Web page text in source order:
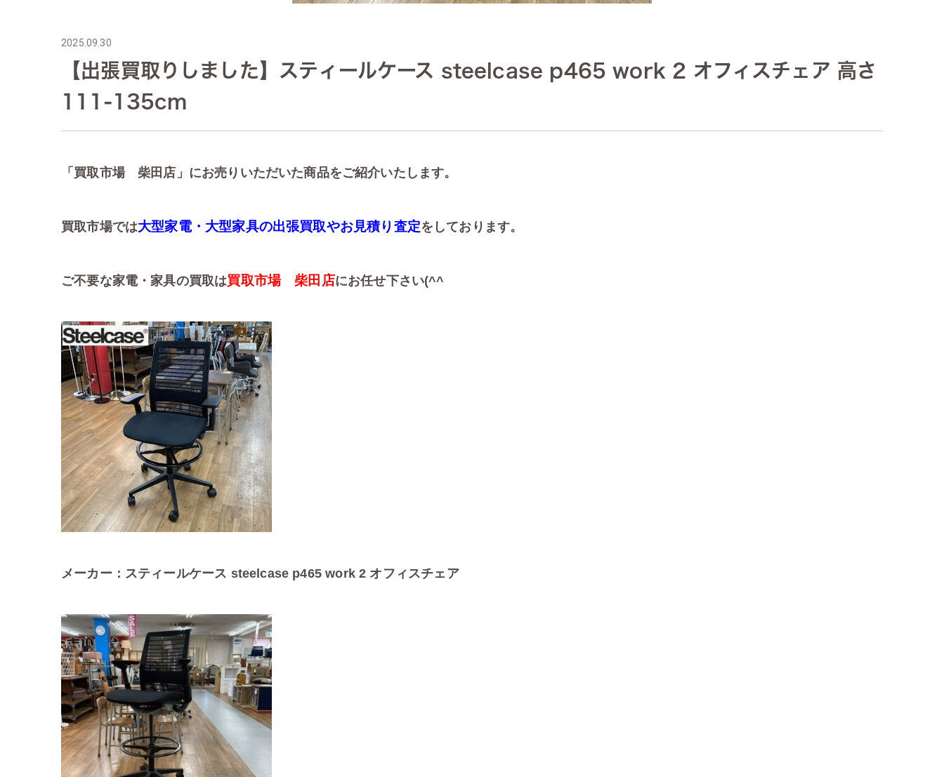
2025.09.30
【出張買取りしました】スティールケース steelcase p465 work 2 オフィスチェア 高さ
111-135cm
「買取市場 柴田店」にお売りいただいた商品をご紹介いたします。
買取市場では大型家電・大型家具の出張買取やお見積り査定をしております。
ご不要な家電・家具の買取は買取市場 柴田店にお任せ下さい(^^
メーカー：スティールケース steelcase p465 work 2 オフィスチェア